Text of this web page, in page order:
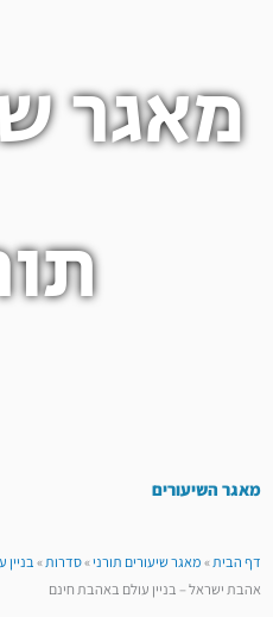
מאגר
מאגר השיעורים
דף הבית»מאגר שיעורים תורני»סדרות»
אהבת ישראל – בניין עולם באהבת חינם